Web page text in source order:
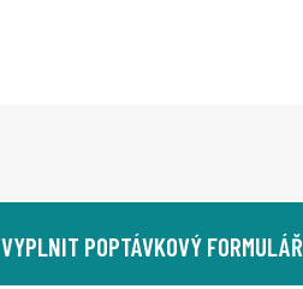
VYPLNIT POPTÁVKOVÝ FORMULÁŘ